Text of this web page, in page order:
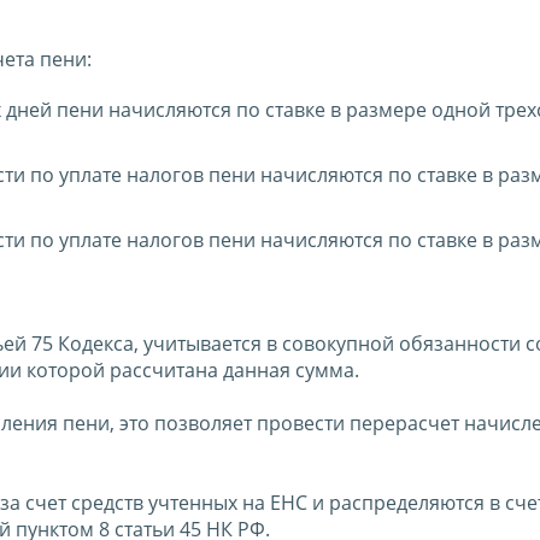
пени:
пени начисляются по ставке в размере одной
по уплате налогов пени начисляются по ставке в
по уплате налогов пени начисляются по ставке в
75 Кодекса, учитывается в совокупной обязанности
которой рассчитана данная сумма.
пени, это позволяет провести перерасчет
средств учтенных на ЕНС и распределяются в
пунктом 8 статьи 45 НК РФ.